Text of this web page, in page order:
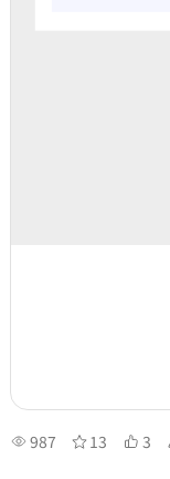
987 13 3